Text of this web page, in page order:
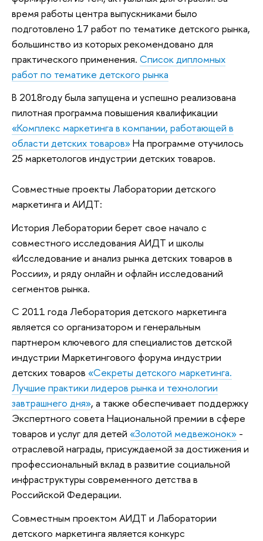
время работы центра выпускниками было
подготовлено 17 работ по тематике детского рынка,
большинство из которых рекомендовано для
практического применения. Список дипломных
работ по тематике детского рынка
В 2018году была запущена и успешно реализована
пилотная программа повышения квалификации
«Комплекс маркетинга в компании, работающей в
области детских товаров»На программе отучилось
25 маркетологов индустрии детских товаров.
Совместные проекты Лаборатории детского
маркетинга и АИДТ:
История Леборатории берет свое начало с
совместного исследования АИДТ и школы
«Исследование и анализ рынка детских товаров в
России», и ряду онлайн и офлайн исследований
сегментов рынка.
С 2011 года Леборатория детского маркетинга
является со организатором и генеральным
партнером ключевого для специалистов детской
индустрии Маркетингового форума индустрии
детских товаров «Секреты детского маркетинга.
Лучшие практики лидеров рынка и технологии
завтрашнего дня», а также обеспечивает поддержку
Экспертного совета Национальной премии в сфере
товаров и услуг для детей «Золотой медвежонок» -
отраслевой награды, присуждаемой за достижения и
профессиональный вклад в развитие социальной
инфраструктуры современного детства в
Российской Федерации.
Совместным проектом АИДТ и Лаборатории
детского маркетинга является конкурс